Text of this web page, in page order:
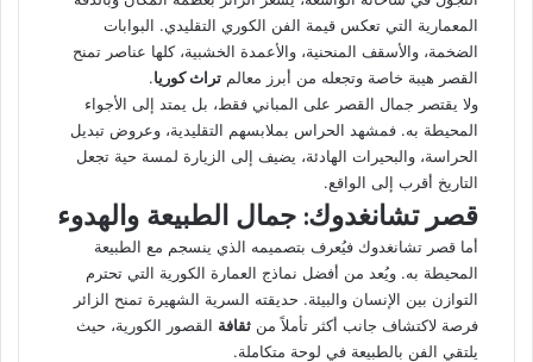
المعمارية التي تعكس قيمة الفن الكوري التقليدي. البوابات
الضخمة، والأسقف المنحنية، والأعمدة الخشبية، كلها عناصر تمنح
القصر هيبة خاصة وتجعله من أبرز معالم تراث كوريا.
ولا يقتصر جمال القصر على المباني فقط، بل يمتد إلى الأجواء
المحيطة به. فمشهد الحراس بملابسهم التقليدية، وعروض تبديل
الحراسة، والبحيرات الهادئة، يضيف إلى الزيارة لمسة حية تجعل
التاريخ أقرب إلى الواقع.
قصر تشانغدوك: جمال الطبيعة والهدوء
أما قصر تشانغدوك فيُعرف بتصميمه الذي ينسجم مع الطبيعة
المحيطة به. ويُعد من أفضل نماذج العمارة الكورية التي تحترم
التوازن بين الإنسان والبيئة. حديقته السرية الشهيرة تمنح الزائر
فرصة لاكتشاف جانب أكثر تأملاً من ثقافة القصور الكورية، حيث
يلتقي الفن بالطبيعة في لوحة متكاملة.